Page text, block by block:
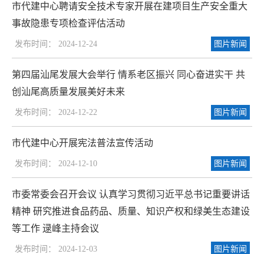
市代建中心聘请安全技术专家开展在建项目生产安全重大
事故隐患专项检查评估活动
发布时间： 2024-12-24 图片新闻
第四届汕尾发展大会举行 情系老区振兴 同心奋进实干 共
创汕尾高质量发展美好未来
发布时间： 2024-12-22 图片新闻
市代建中心开展宪法普法宣传活动
发布时间： 2024-12-10 图片新闻
市委常委会召开会议 认真学习贯彻习近平总书记重要讲话
精神 研究推进食品药品、质量、知识产权和绿美生态建设
等工作 逯峰主持会议
发布时间： 2024-12-03 图片新闻